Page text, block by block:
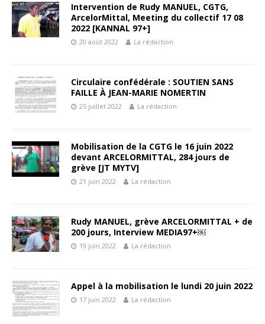
Intervention de Rudy MANUEL, CGTG,
ArcelorMittal, Meeting du collectif 17 08
2022 [KANNAL 97+]
20 août 2022 La rédaction
Circulaire confédérale : SOUTIEN SANS
FAILLE À JEAN-MARIE NOMERTIN
25 juillet 2022 La rédaction
Mobilisation de la CGTG le 16 juin 2022
devant ARCELORMITTAL, 284 jours de
grève [JT MYTV]
21 juin 2022 La rédaction
Rudy MANUEL, grève ARCELORMITTAL + de
200 jours, Interview MEDIA97+￼
19 juin 2022 La rédaction
Appel à la mobilisation le lundi 20 juin 2022
17 juin 2022 La rédaction